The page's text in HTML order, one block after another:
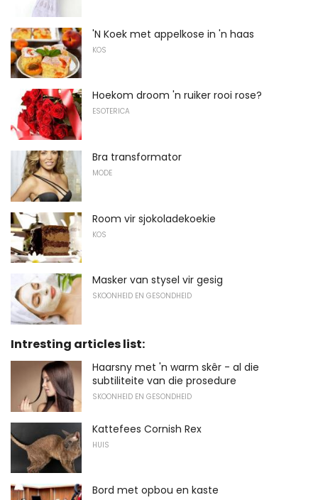
'N Koek met appelkose in 'n haas
KOS
Hoekom droom 'n ruiker rooi rose?
ESOTERICA
Bra transformator
MODE
Room vir sjokoladekoekie
KOS
Masker van stysel vir gesig
SKOONHEID EN GESONDHEID
Intresting articles list:
Haarsny met 'n warm skêr - al die
subtiliteite van die prosedure
SKOONHEID EN GESONDHEID
Kattefees Cornish Rex
HUIS
Bord met opbou en kaste